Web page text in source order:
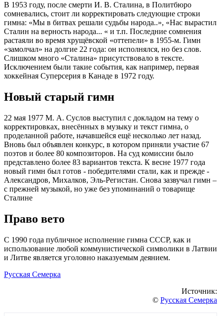
В 1953 году, после смерти И. В. Сталина, в Политбюро
сомневались, стоит ли корректировать следующие строки
гимна: «Мы в битвах решали судьбы народа..», «Нас вырастил
Сталин на верность народа... « и т.п. Последние сомнения
растаяли во время хрущёвской «оттепели» в 1955-м. Гимн
«замолчал» на долгие 22 года: он исполнялся, но без слов.
Слишком много «Сталина» присутствовало в тексте.
Исключением были такие события, как например, первая
хоккейная Суперсерия в Канаде в 1972 году.
Новый старый гимн
22 мая 1977 М. А. Суслов выступил с докладом на тему о
корректировках, внесённых в музыку и текст гимна, о
проделанной работе, начавшейся ещё несколько лет назад.
Вновь был объявлен конкурс, в котором приняли участие 67
поэтов и более 80 композиторов. На суд комиссии было
представлено более 83 вариантов текста. К весне 1977 года
новый гимн был готов - победителями стали, как и прежде -
Александров, Михалков, Эль-Регистан. Снова зазвучал гимн –
с прежней музыкой, но уже без упоминаний о товарище
Сталине
Право вето
С 1990 года публичное исполнение гимна СССР, как и
использование любой коммунистической символики в Латвии
и Литве является уголовно наказуемым деянием.
Русская Семерка
Источник:
© Русская Семерка